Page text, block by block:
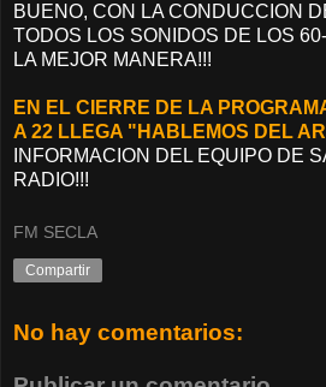
BUENO, CON LA CONDUCCION
TODOS LOS SONIDOS DE LOS
LA MEJOR MANERA!!!
EN EL CIERRE DE LA
A 22 LLEGA "HABLEMOS DEL
INFORMACION DEL EQUIPO DE
RADIO!!!
FM SECLA
Compartir
No hay comentarios: